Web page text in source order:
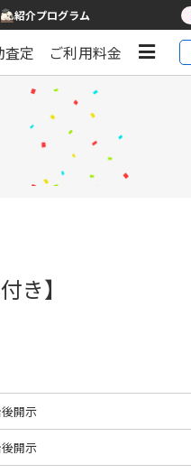
紹介プログラム
査定 ご利用料金
き】
開示
開示